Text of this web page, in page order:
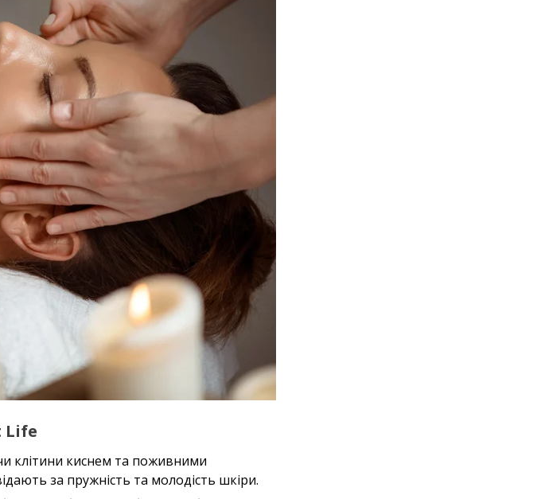
Life
клітини киснем та поживними
за пружність та молодість шкіри.